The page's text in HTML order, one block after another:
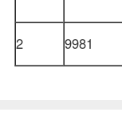
2
9981